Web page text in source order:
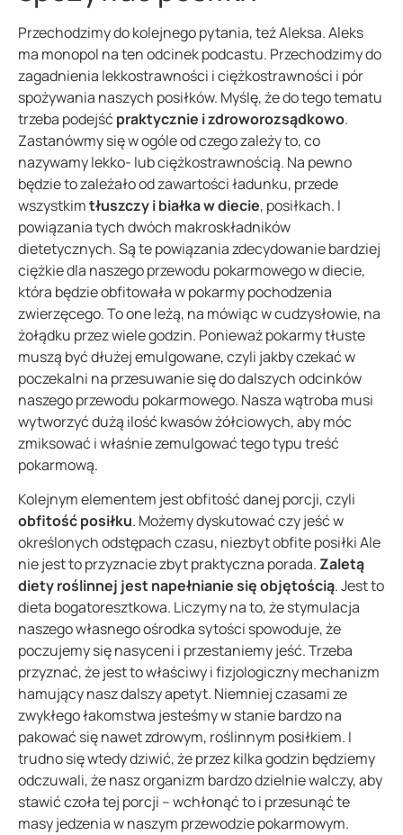
Przechodzimy do kolejnego pytania, też Aleksa. Aleks
ma monopol na ten odcinek podcastu. Przechodzimy do
zagadnienia lekkostrawności i ciężkostrawności i pór
spożywania naszych posiłków. Myślę, że do tego tematu
trzeba podejśćpraktycznie i zdroworozsądkowo.
Zastanówmy się w ogóle od czego zależy to, co
nazywamy lekko- lub ciężkostrawnością. Na pewno
będzie to zależało od zawartości ładunku, przede
wszystkimtłuszczy i białka w diecie, posiłkach. I
powiązania tych dwóch makroskładników
dietetycznych. Są te powiązania zdecydowanie bardziej
ciężkie dla naszego przewodu pokarmowego w diecie,
która będzie obfitowała w pokarmy pochodzenia
zwierzęcego. To one leżą, na mówiąc w cudzysłowie, na
żołądku przez wiele godzin. Ponieważ pokarmy tłuste
muszą być dłużej emulgowane, czyli jakby czekać w
poczekalni na przesuwanie się do dalszych odcinków
naszego przewodu pokarmowego. Nasza wątroba musi
wytworzyć dużą ilość kwasów żółciowych, aby móc
zmiksować i właśnie zemulgować tego typu treść
pokarmową.
Kolejnym elementem jest obfitość danej porcji, czyli
obfitość posiłku. Możemy dyskutować czy jeść w
określonych odstępach czasu, niezbyt obfite posiłki Ale
nie jest to przyznacie zbyt praktyczna porada. Zaletą
diety roślinnej jest napełnianie się objętością. Jest to
dieta bogatoresztkowa. Liczymy na to, że stymulacja
naszego własnego ośrodka sytości spowoduje, że
poczujemy się nasyceni i przestaniemy jeść. Trzeba
przyznać, że jest to właściwy i fizjologiczny mechanizm
hamujący nasz dalszy apetyt. Niemniej czasami ze
zwykłego łakomstwa jesteśmy w stanie bardzo na
pakować się nawet zdrowym, roślinnym posiłkiem. I
trudno się wtedy dziwić, że przez kilka godzin będziemy
odczuwali, że nasz organizm bardzo dzielnie walczy, aby
stawić czoła tej porcji – wchłonąć to i przesunąć te
masy jedzenia w naszym przewodzie pokarmowym.